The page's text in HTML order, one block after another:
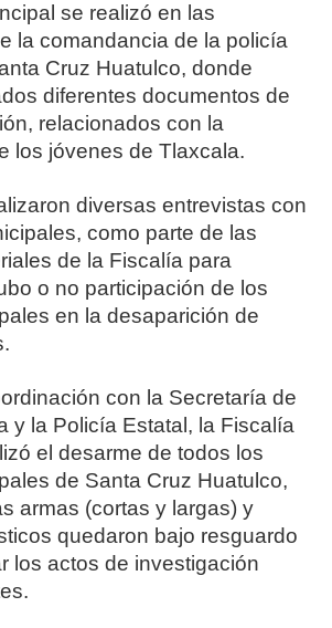
se realizó en las
la comandancia de la policía
Cruz Huatulco, donde
diferentes documentos de
relacionados con la
los jóvenes de Tlaxcala.
diversas entrevistas con
como parte de las
de la Fiscalía para
o no participación de los
en la desaparición de
con la Secretaría de
y la Policía Estatal, la Fiscalía
el desarme de todos los
de Santa Cruz Huatulco,
armas (cortas y largas) y
quedaron bajo resguardo
los actos de investigación